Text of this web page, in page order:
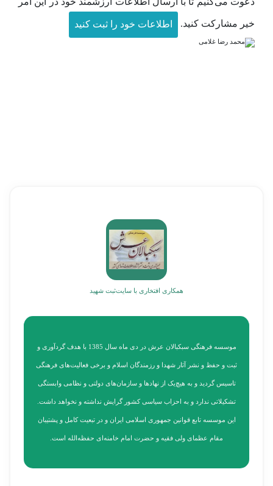
خیر مشارکت کنید. اطلاعات خود را ثبت کنید
همکاری افتخاری با سایتثبت شهید
موسسه فرهنگی سبکبالان عرش در دی ماه سال 1385 با هدف گردآوری و
ثبت و حفظ و نشر آثار شهدا و رزمندگان اسلام و برخی فعالیت‌های فرهنگی
تاسیس گردید و به هیچ‌یک از نهادها و سازمان‌های دولتی و نظامی وابستگی
تشکیلاتی ندارد و به احزاب سیاسی کشور گرایش نداشته و نخواهد داشت.
این موسسه تابع قوانین جمهوری اسلامی ایران و در تبعیت کامل و پشتیبان
مقام عظمای ولی فقیه و حضرت امام خامنه‌ای حفظه‌الله است.